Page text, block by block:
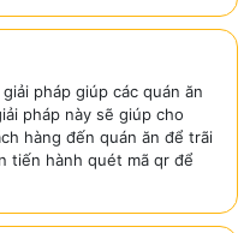
pháp giúp các quán ăn
pháp này sẽ giúp cho
hàng đến quán ăn để trãi
tiến hành quét mã qr để